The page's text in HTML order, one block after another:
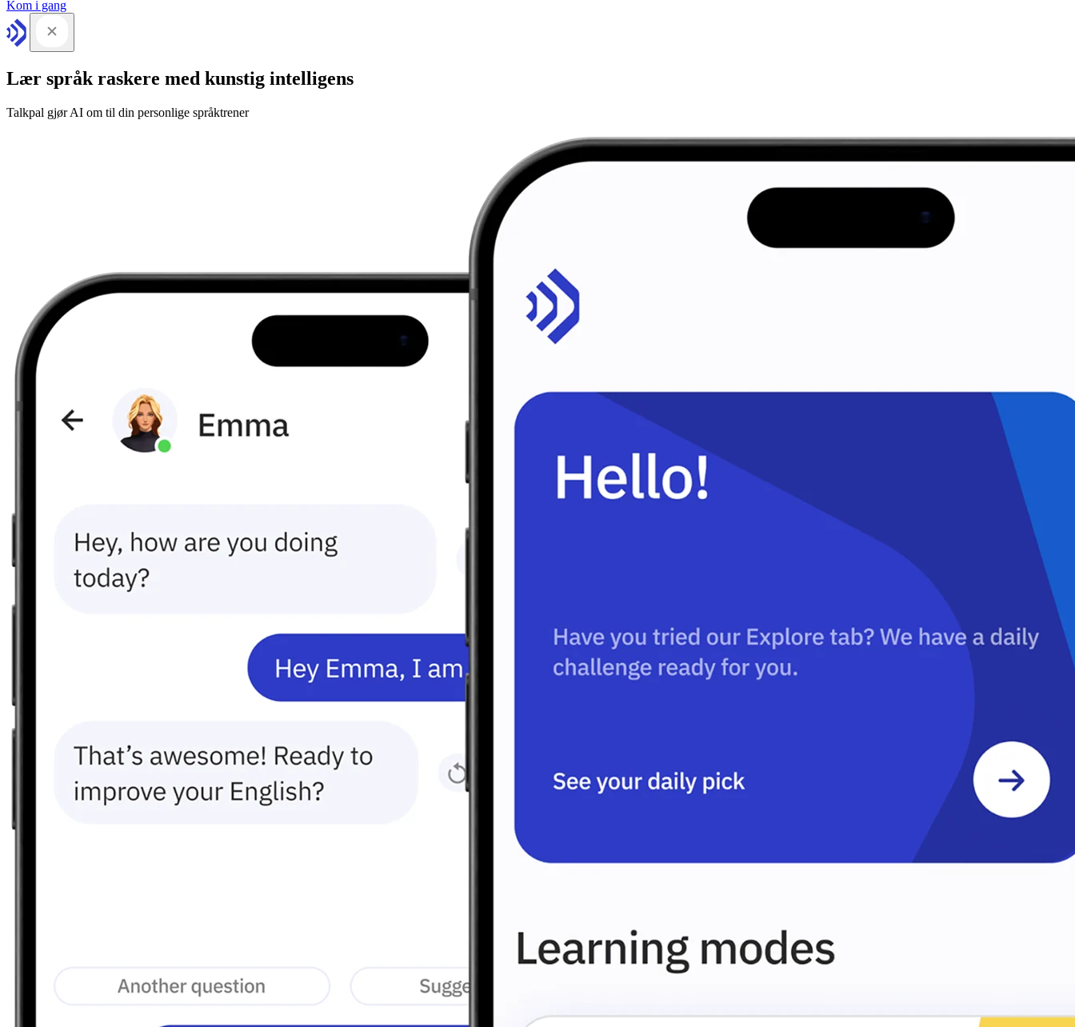
Kom i gang
Lær språk raskere med kunstig intelligens
Talkpal gjør AI om til din personlige språktrener